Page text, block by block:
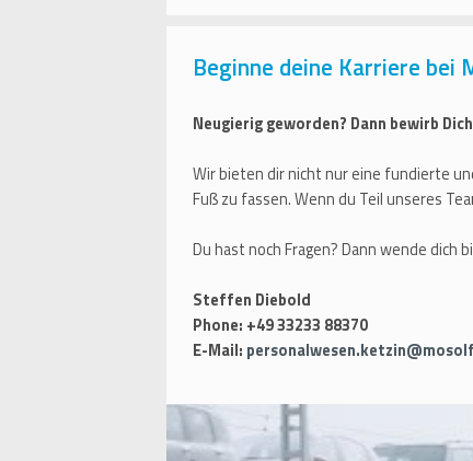
Beginne deine Karriere bei
Neugierig geworden? Dann bewirb
Wir bieten dir nicht nur eine fundierte
Fuß zu fassen. Wenn du Teil unseres
Du hast noch Fragen? Dann wende dich
Steffen Diebold
Phone: +49 33233 88370
E-Mail: